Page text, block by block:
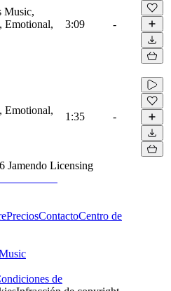
Music,
Emotional,
3:09 -
Emotional,
1:35 -
Jamendo Licensing
PreciosContactoCentro de
de